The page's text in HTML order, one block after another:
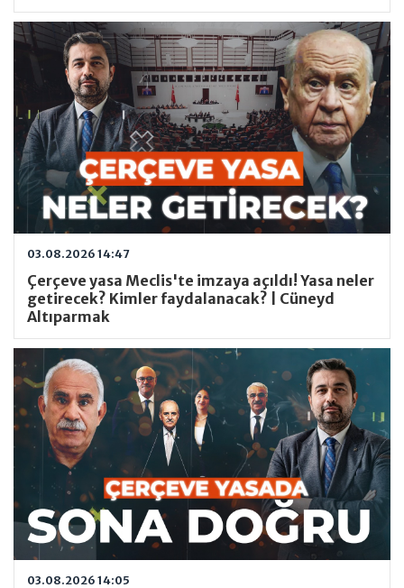
03.08.2026 14:47
Çerçeve yasa Meclis'te imzaya açıldı! Yasa neler
getirecek? Kimler faydalanacak? | Cüneyd
Altıparmak
03.08.2026 14:05